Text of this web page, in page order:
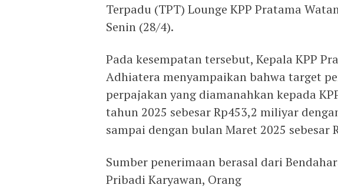
Terpadu (TPT) Lounge KPP Pratama
Senin (28/4).
Pada kesempatan tersebut, Kepala KPP
Adhiatera menyampaikan bahwa target
perpajakan yang diamanahkan kepada
tahun 2025 sebesar Rp453,2 miliyar
sampai dengan bulan Maret 2025 sebesar
Sumber penerimaan berasal dari
Pribadi Karyawan, Orang